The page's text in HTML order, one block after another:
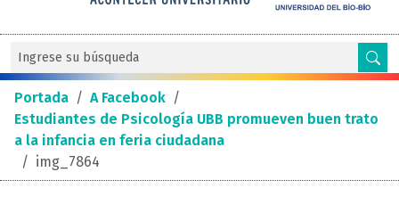
Portada / A Facebook /
Estudiantes de Psicología UBB promueven buen trato
a la infancia en feria ciudadana
/ img_7864